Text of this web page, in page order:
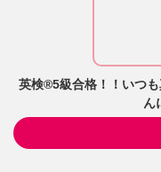
英検®5級合格！！いつ
ん